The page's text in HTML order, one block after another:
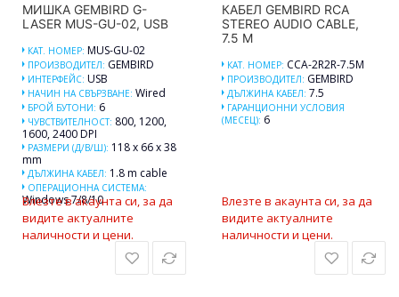
МИШКА GEMBIRD G-
LASER MUS-GU-02, USB
КАТ. НОМЕР: MUS-GU-02
ПРОИЗВОДИТЕЛ: GEMBIRD
ИНТЕРФЕЙС: USB
НАЧИН НА СВЪРЗВАНЕ: Wired
БРОЙ БУТОНИ: 6
ЧУВСТВИТЕЛНОСТ: 800, 1200,
1600, 2400 DPI
РАЗМЕРИ (Д/В/Ш): 118 x 66 x 38
mm
ДЪЛЖИНА КАБЕЛ: 1.8 m cable
ОПЕРАЦИОННА СИСТЕМА:
Windows 7/8/10
Влезте в акаунта си, за да
видите актуалните
наличности и цени.
КАБЕЛ GEMBIRD RCA
STEREO AUDIO CABLE,
7.5 M
КАТ. НОМЕР: CCA-2R2R-7.5M
ПРОИЗВОДИТЕЛ: GEMBIRD
ДЪЛЖИНА КАБЕЛ: 7.5
ГАРАНЦИОННИ УСЛОВИЯ
(МЕСЕЦ): 6
Влезте в акаунта си, за да
видите актуалните
наличности и цени.